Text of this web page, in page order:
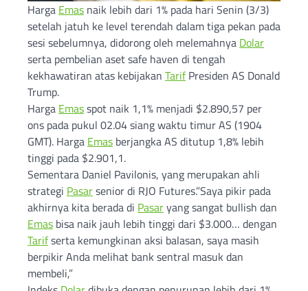
Harga Emas naik lebih dari 1% pada hari Senin (3/3)
setelah jatuh ke level terendah dalam tiga pekan pada
sesi sebelumnya, didorong oleh melemahnya Dolar
serta pembelian aset safe haven di tengah
kekhawatiran atas kebijakan TarifPresiden AS Donald
Trump.
Harga Emasspot naik 1,1% menjadi $2.890,57 per
ons pada pukul 02.04 siang waktu timur AS (1904
GMT). Harga Emas berjangka AS ditutup 1,8% lebih
tinggi pada $2.901,1.
Sementara Daniel Pavilonis, yang merupakan ahli
strategi Pasarsenior di RJO Futures.”Saya pikir pada
akhirnya kita berada di Pasaryang sangat bullish dan
Emas bisa naik jauh lebih tinggi dari $3.000… dengan
Tarifserta kemungkinan aksi balasan, saya masih
berpikir Anda melihat bank sentral masuk dan
membeli,”